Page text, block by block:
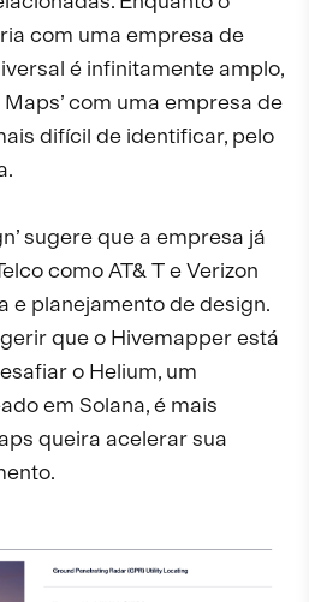
com uma empresa de
é infinitamente amplo,
com uma empresa de
difícil de identificar, pelo
sugere que a empresa já
como AT& T e Verizon
e planejamento de design.
que o Hivemapper está
o Helium, um
em Solana, é mais
queira acelerar sua